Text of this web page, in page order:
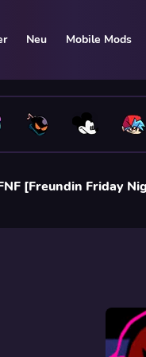
Neu Mobile Mods
[Freundin Friday